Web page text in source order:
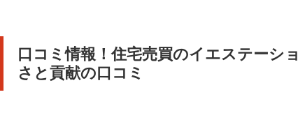
口コミ情報！住宅売買のイエステーシ
さと貢献の口コミ